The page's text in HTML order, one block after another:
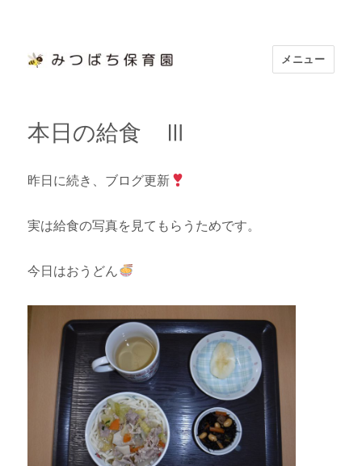
メニュー
本日の給食 Ⅲ
昨日に続き、ブログ更新
実は給食の写真を見てもらうためです。
今日はおうどん